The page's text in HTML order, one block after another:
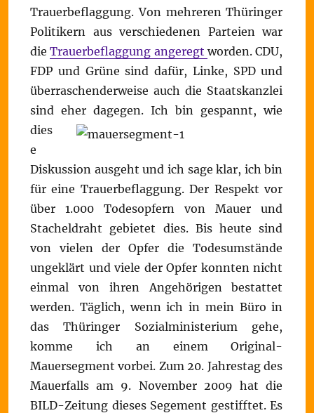
Trauerbeflaggung. Von mehreren Thüringer
Politikern aus verschiedenen Parteien war
dieTrauerbeflaggung angeregtworden. CDU,
FDP und Grüne sind dafür, Linke, SPD und
überraschenderweise auch die Staatskanzlei
sind eher dagegen.Ich bin gespannt, wie
dies
e
Diskussion ausgeht und ich sage klar, ich bin
für eine Trauerbeflaggung. Der Respekt vor
über 1.000 Todesopfern von Mauer und
Stacheldraht gebietet dies. Bis heute sind
von vielen der Opfer die Todesumstände
ungeklärt und viele der Opfer konnten nicht
einmal von ihren Angehörigen bestattet
werden. Täglich, wenn ich in mein Büro in
das Thüringer Sozialministerium gehe,
komme ich an einem Original-
Mauersegment vorbei. Zum 20. Jahrestag des
Mauerfalls am 9. November 2009 hat die
BILD-Zeitung dieses Segement gestifftet. Es